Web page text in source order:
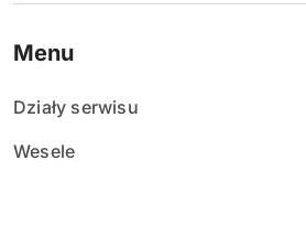
Menu
Działy serwisu
Wesele